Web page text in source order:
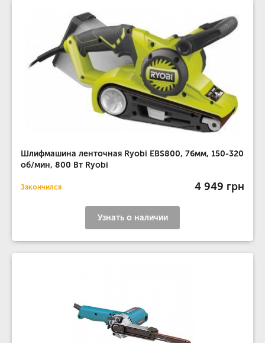
Шлифмашина ленточная Ryobi EBS800, 76мм, 150-320
об/мин, 800 Вт Ryobi
Закончился 4 949 грн
Узнать о наличии